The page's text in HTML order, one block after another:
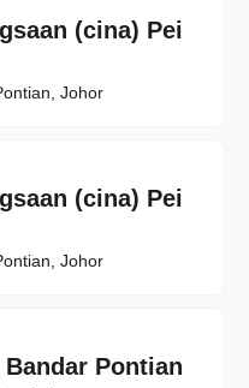
(cina) Pei
Johor
(cina) Pei
Johor
Pontian